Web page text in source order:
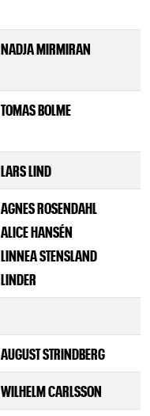
NADJA MIRMIRAN
TOMAS BOLME
LARS LIND
AGNES ROSENDAHL
ALICE HANSÉN
LINNEA STENSLAND
LINDER
AUGUST STRINDBERG
WILHELM CARLSSON